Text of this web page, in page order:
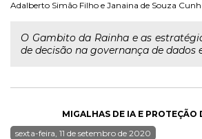
Adalberto Simão Filho e Janaina de Souza
O Gambito da Rainha e as
de decisão na governança de dados
MIGALHAS DE IA E PROTEÇÃO
sexta-feira, 11 de setembro de 2020